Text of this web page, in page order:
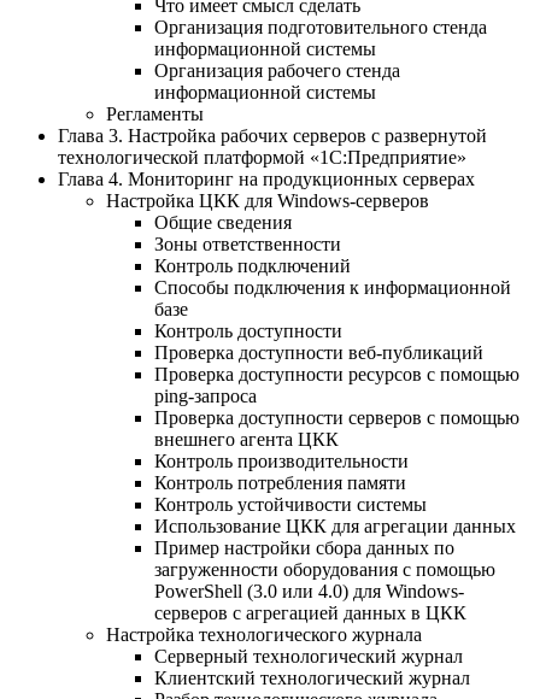
Что имеет смысл сделать
Организация подготовительного стенда
информационной системы
Организация рабочего стенда
информационной системы
Регламенты
Глава 3. Настройка рабочих серверов с развернутой
технологической платформой «1С:Предприятие»
Глава 4. Мониторинг на продукционных серверах
Настройка ЦКК для Windows-серверов
Общие сведения
Зоны ответственности
Контроль подключений
Способы подключения к информационной
базе
Контроль доступности
Проверка доступности веб-публикаций
Проверка доступности ресурсов с помощью
ping-запроса
Проверка доступности серверов с помощью
внешнего агента ЦКК
Контроль производительности
Контроль потребления памяти
Контроль устойчивости системы
Использование ЦКК для агрегации данных
Пример настройки сбора данных по
загруженности оборудования с помощью
PowerShell (3.0 или 4.0) для Windows-
серверов с агрегацией данных в ЦКК
Настройка технологического журнала
Серверный технологический журнал
Клиентский технологический журнал